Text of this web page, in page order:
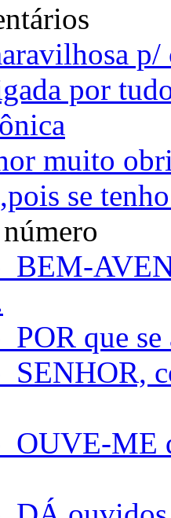
por
muito
se
BEM-
POR que
SENHOR,
OUVE-ME